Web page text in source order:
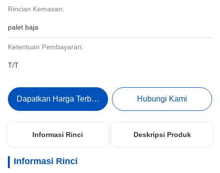
Rincian Kemasan:
palet baja
Ketentuan Pembayaran:
T/T
Dapatkan Harga Terbaik Hubungi Kami
Informasi Rinci Deskripsi Produk
Informasi Rinci